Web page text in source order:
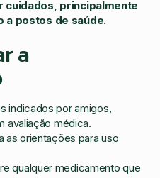
cuidados, principalmente
a postos de saúde.
a
indicados por amigos,
avaliação médica.
as orientações para uso
qualquer medicamento que